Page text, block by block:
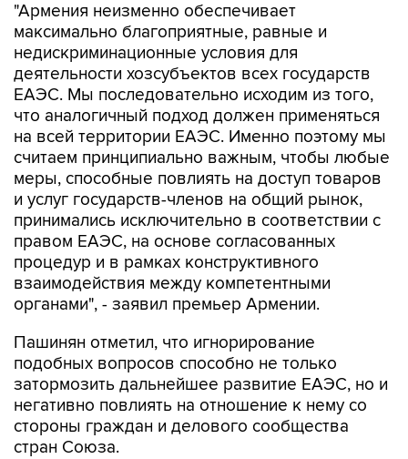
"Армения неизменно обеспечивает
максимально благоприятные, равные и
недискриминационные условия для
деятельности хозсубъектов всех государств
ЕАЭС. Мы последовательно исходим из того,
что аналогичный подход должен применяться
на всей территории ЕАЭС. Именно поэтому мы
считаем принципиально важным, чтобы любые
меры, способные повлиять на доступ товаров
и услуг государств-членов на общий рынок,
принимались исключительно в соответствии с
правом ЕАЭС, на основе согласованных
процедур и в рамках конструктивного
взаимодействия между компетентными
органами", - заявил премьер Армении.
Пашинян отметил, что игнорирование
подобных вопросов способно не только
затормозить дальнейшее развитие ЕАЭС, но и
негативно повлиять на отношение к нему со
стороны граждан и делового сообщества
стран Союза.